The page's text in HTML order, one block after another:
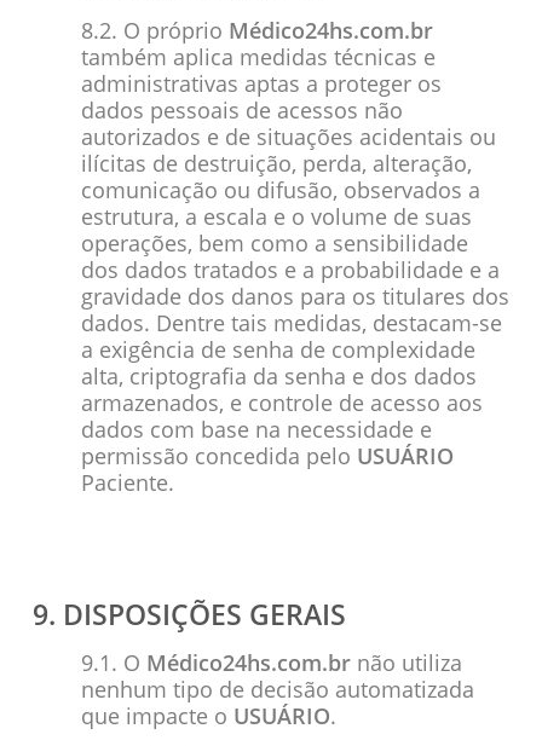
8.2. O próprio Médico24hs.com.br
também aplica medidas técnicas e
administrativas aptas a proteger os
dados pessoais de acessos não
autorizados e de situações acidentais ou
ilícitas de destruição, perda, alteração,
comunicação ou difusão, observados a
estrutura, a escala e o volume de suas
operações, bem como a sensibilidade
dos dados tratados e a probabilidade e a
gravidade dos danos para os titulares dos
dados. Dentre tais medidas, destacam-se
a exigência de senha de complexidade
alta, criptografia da senha e dos dados
armazenados, e controle de acesso aos
dados com base na necessidade e
permissão concedida pelo USUÁRIO
Paciente.
9. DISPOSIÇÕES GERAIS
9.1. O Médico24hs.com.brnão utiliza
nenhum tipo de decisão automatizada
que impacte o USUÁRIO.